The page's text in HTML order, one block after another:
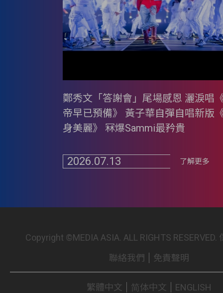
鄭秀文「答謝會」尾場感恩 灑淚唱
帝早已預備》 黃子華自彈自唱新版
身美麗》 冧爆Sammi最矜貴
2026.07.13 了解更多
Copyright ©MEDIA ASIA. ALL RIGHTS
聯絡我們
免責聲明
繁體中文 简体中文 ENGLISH